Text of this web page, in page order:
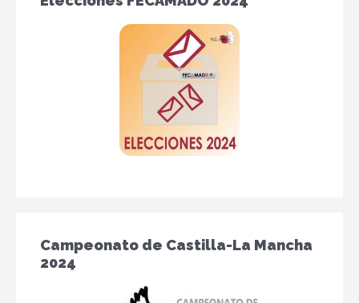
Campeonato de Castilla-La Mancha
2024